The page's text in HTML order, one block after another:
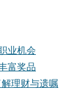
业机会
富奖品
理财与遗嘱